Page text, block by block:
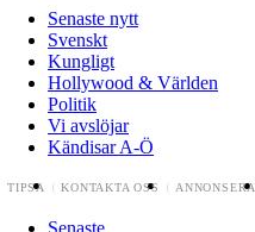
Senaste nytt
Svenskt
Kungligt
Hollywood & Världen
Politik
Vi avslöjar
Kändisar A-Ö
TIPSA KONTAKTA OSS ANNONSERA
Senaste